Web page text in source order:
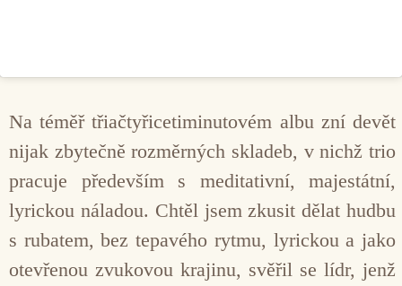
Na téměř třiačtyřicetiminutovém albu zní devět
nijak zbytečně rozměrných skladeb, v nichž trio
pracuje především s meditativní, majestátní,
lyrickou náladou. Chtěl jsem zkusit dělat hudbu
s rubatem, bez tepavého rytmu, lyrickou a jako
otevřenou zvukovou krajinu, svěřil se lídr, jenž